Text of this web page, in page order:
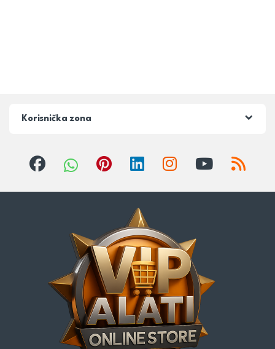
Korisnička zona